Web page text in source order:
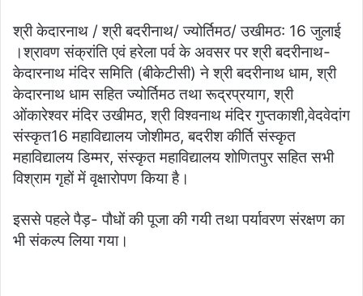
श्री केदारनाथ / श्री बदरीनाथ/ ज्योर्तिमठ/ उखीमठ: 16 जुलाई
।श्रावण संक्रांति एवं हरेला पर्व के अवसर पर श्री बदरीनाथ-
केदारनाथ मंदिर समिति (बीकेटीसी) ने श्री बदरीनाथ धाम, श्री
केदारनाथ धाम सहित ज्योर्तिमठ तथा रूद्रप्रयाग, श्री
ओंकारेश्वर मंदिर उखीमठ, श्री विश्वनाथ मंदिर गुप्तकाशी,वेदवेदांग
संस्कृत16 महाविद्यालय जोशीमठ, बदरीश कीर्ति संस्कृत
महाविद्यालय डिम्मर, संस्कृत महाविद्यालय शोणितपुर सहित सभी
विश्राम गृहों में वृक्षारोपण किया है।
इससे पहले पैड़- पौधों की पूजा की गयी तथा पर्यावरण संरक्षण का
भी संकल्प लिया गया।